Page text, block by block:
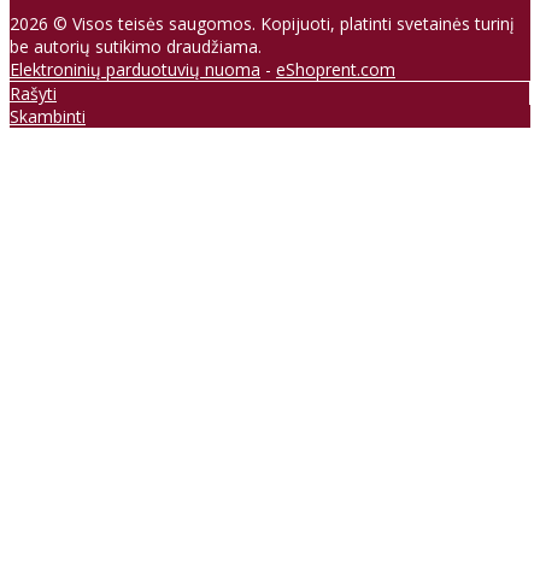
2026 © Visos teisės saugomos. Kopijuoti, platinti svetainės turinį
be autorių sutikimo draudžiama.
Elektroninių parduotuvių nuoma - eShoprent.com
Rašyti
Skambinti